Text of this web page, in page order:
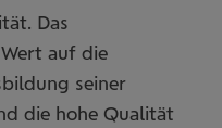
Das
auf die
seiner
die hohe Qualität